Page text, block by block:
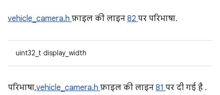
vehicle_camera.h फ़ाइल की लाइन 82 पर परिभाषा.
uint32_t display_width
परिभाषा,vehicle_camera.h फ़ाइल की लाइन 81 पर दी गई है .